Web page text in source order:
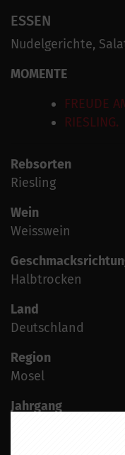
ESSEN
Nudelgerichte,
MOMENTE
FREUDE
RIESLING.
Rebsorten
Riesling
Wein
Weisswein
Halbtrocken
Land
Deutschland
Region
Mosel
Jahrgang